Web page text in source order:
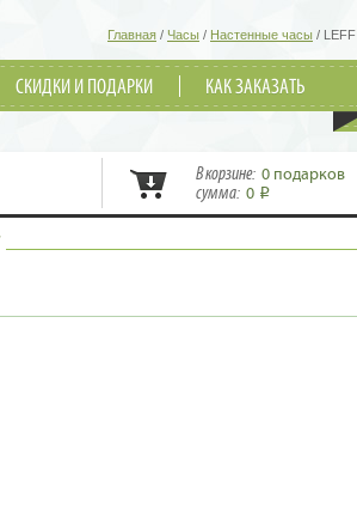
Главная / Часы / Настенные часы / LEFF
СКИДКИ И ПОДАРКИ КАК ЗАКАЗАТЬ
В корзине: 0 подарков
сумма: 0 i